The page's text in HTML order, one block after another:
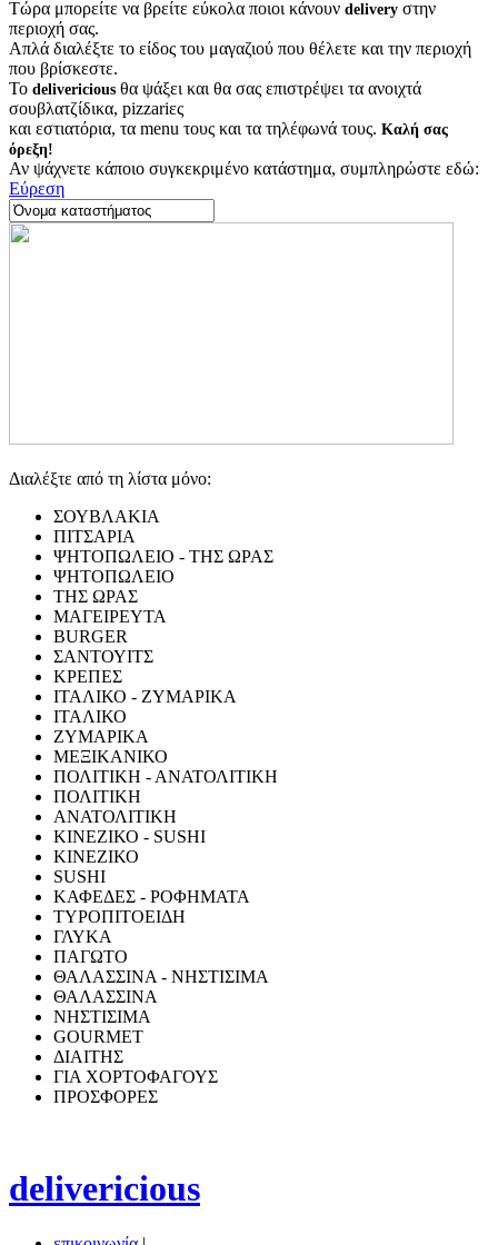
Τώρα μπορείτε να βρείτε εύκολα ποιοι κάνουν delivery στην
περιοχή σας.
Απλά διαλέξτε το είδος του μαγαζιού που θέλετε και την περιοχή
που βρίσκεστε.
Το delivericious θα ψάξει και θα σας επιστρέψει τα ανοιχτά
σουβλατζίδικα, pizzariες
και εστιατόρια, τα menu τους και τα τηλέφωνά τους. Καλή σας
όρεξη!
Αν ψάχνετε κάποιο συγκεκριμένο κατάστημα, συμπληρώστε εδώ:
Εύρεση
Διαλέξτε από τη λίστα μόνο:
ΣΟΥΒΛΑΚΙΑ
ΠΙΤΣΑΡΙΑ
ΨΗΤΟΠΩΛΕΙΟ - ΤΗΣ ΩΡΑΣ
ΨΗΤΟΠΩΛΕΙΟ
ΤΗΣ ΩΡΑΣ
ΜΑΓΕΙΡΕΥΤΑ
BURGER
ΣΑΝΤΟΥΙΤΣ
ΚΡΕΠΕΣ
ΙΤΑΛΙΚΟ - ΖΥΜΑΡΙΚΑ
ΙΤΑΛΙΚΟ
ΖΥΜΑΡΙΚΑ
ΜΕΞΙΚΑΝΙΚΟ
ΠΟΛΙΤΙΚΗ - ΑΝΑΤΟΛΙΤΙΚΗ
ΠΟΛΙΤΙΚΗ
ΑΝΑΤΟΛΙΤΙΚΗ
ΚΙΝΕΖΙΚΟ - SUSHI
ΚΙΝΕΖΙΚΟ
SUSHI
ΚΑΦΕΔΕΣ - ΡΟΦΗΜΑΤΑ
ΤΥΡΟΠΙΤΟΕΙΔΗ
ΓΛΥΚΑ
ΠΑΓΩΤΟ
ΘΑΛΑΣΣΙΝΑ - ΝΗΣΤΙΣΙΜΑ
ΘΑΛΑΣΣΙΝΑ
ΝΗΣΤΙΣΙΜΑ
GOURMET
ΔΙΑΙΤΗΣ
ΓΙΑ ΧΟΡΤΟΦΑΓΟΥΣ
ΠΡΟΣΦΟΡΕΣ
delivericious